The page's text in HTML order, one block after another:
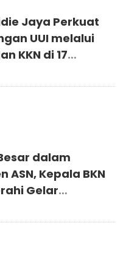
Jaya Perkuat
UUI melalui
KKN di 17
dalam
ASN, Kepala BKN
Gelar
Ternate